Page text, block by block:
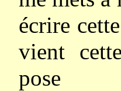
écrire
vient
pose